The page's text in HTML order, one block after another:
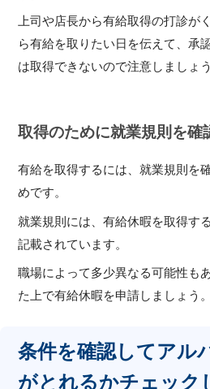
上司や店長から有給取得の打診が
ら有給を取りたい日を伝えて、承
は取得できないので注意しましょう
取得のために就業規則を確
有給を取得するには、就業規則を
めです。
就業規則には、有給休暇を取得す
記載されています。
職場によって多少異なる可能性も
た上で有給休暇を申請しましょう。
条件を確認してアル
がとれるかチェック